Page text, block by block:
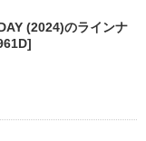
(2024)のラインナ